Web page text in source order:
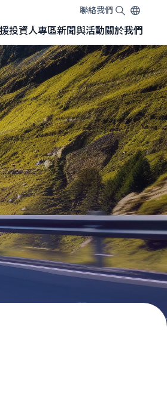
聯絡我們
ENTWJA
投資人專區新聞與活動關於我們